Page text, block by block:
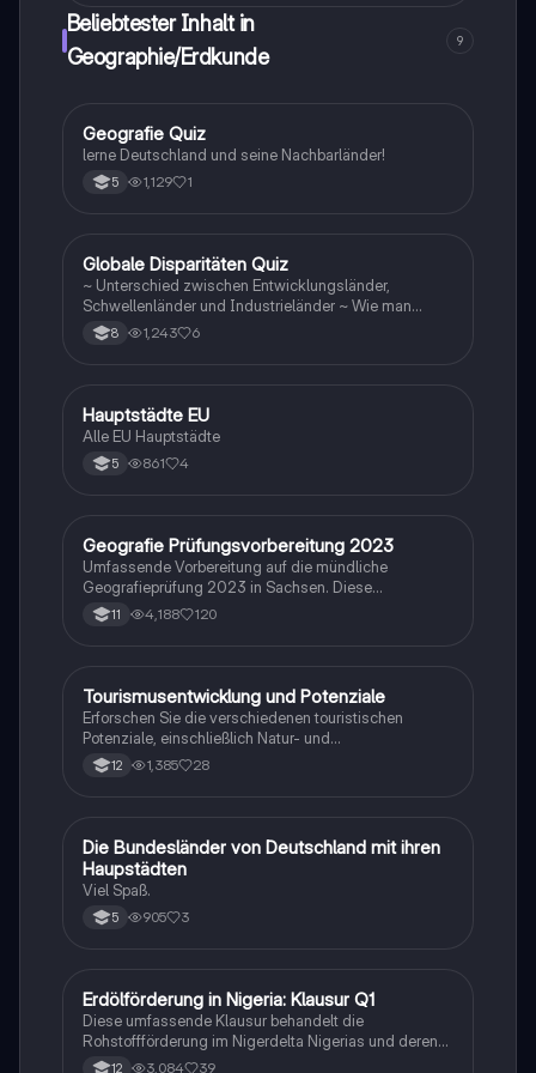
Landwirtschaft, verschiedene Anbausysteme,
ökologische Herausforderungen und die Rolle der
öffentlichen Politik. Ideal für Studierende, die sich mit
nachhaltiger Entwicklung und landwirtschaftlicher
Beliebtester Inhalt in
Geographie/Erdkunde
9
GGeographie/Erdkunde
Geografie Quiz
lerne Deutschland und seine Nachbarländer!
5 1,129 1
GGeographie/Erdkunde
Globale Disparitäten Quiz
~ Unterschied zwischen Entwicklungsländer,
Schwellenländer und Industrieländer ~ Wie man
gegen die Disparitäten kämpfen sollte
8 1,243 6
HGeographie/Erdkunde
Hauptstädte EU
Alle EU Hauptstädte
5 861 4
Geographie/Erdkunde
Geografie Prüfungsvorbereitung 2023
Umfassende Vorbereitung auf die mündliche
Geografieprüfung 2023 in Sachsen. Diese
Zusammenstellung deckt alle relevanten Themen ab,
darunter Windbildung, globale Disparitäten,
Studierende, die sich auf ihre Prüfungen vorbereiten
möchten.
11 4,188 120
Geographie/Erdkunde
Tourismusentwicklung und Potenziale
Erforschen Sie die verschiedenen touristischen
Potenziale, einschließlich Natur- und
Kulturraumpotenzial, sowie das
Wachstumszyklusmodell von Richard Butler. Diese
Umwelt und Gesellschaft sowie die
Herausforderungen und Chancen im Tourismussektor.
Ideal für Studierende der Tourismuswissenschaften.
12 1,385 28
DGeographie/Erdkunde
Die Bundesländer von Deutschland mit ihren
Haupstädten
Viel Spaß.
5 905 3
Geographie/Erdkunde
Erdölförderung in Nigeria: Klausur Q1
Diese umfassende Klausur behandelt die
Rohstoffförderung im Nigerdelta Nigerias und deren
Auswirkungen auf globale Disparitäten. Enthalten sind
12 3,084 39